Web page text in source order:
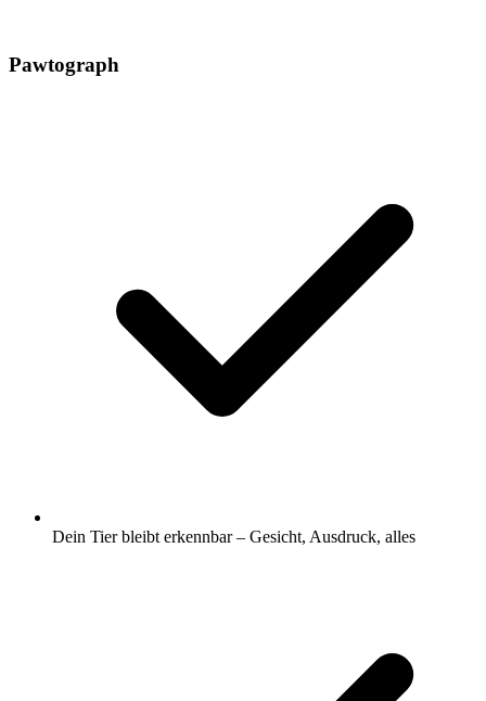
Pawtograph
Dein Tier bleibt erkennbar – Gesicht, Ausdruck, alles